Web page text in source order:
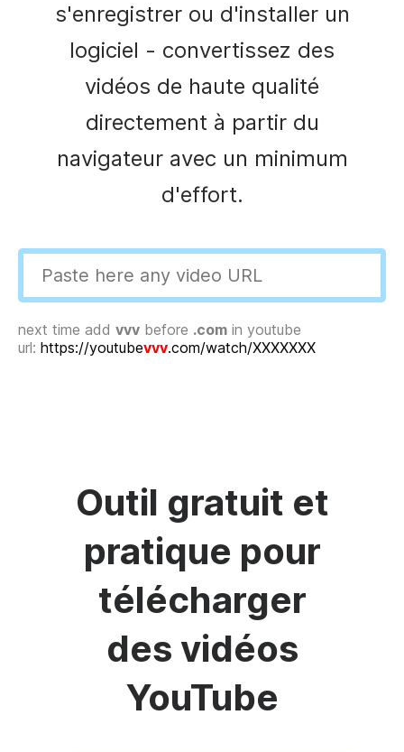
s'enregistrer ou d'installer un
logiciel - convertissez des
vidéos de haute qualité
directement à partir du
navigateur avec un minimum
d'effort.
next time add vvv before .com in youtube
url: https://youtubevvv.com/watch/XXXXXXX
Outil gratuit et
pratique pour
télécharger
des vidéos
YouTube